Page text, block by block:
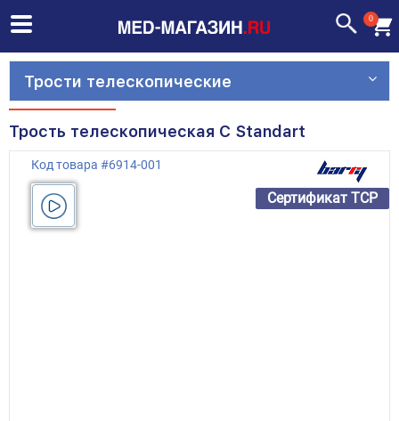
0
Трости телескопические
Трость телескопическая C Standart
Код товара #6914-001
Сертификат ТСР